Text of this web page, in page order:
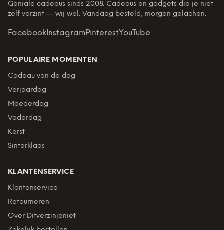
Geniale cadeaus sinds 2008. Cadeaus en gadgets die je niet
zelf verzint — wij wel. Vandaag besteld, morgen gelachen.
Facebook InstagramPinterestYouTube
POPULAIRE MOMENTEN
Cadeau van de dag
Verjaardag
Moederdag
Vaderdag
Kerst
Sinterklaas
KLANTENSERVICE
Klantenservice
Retourneren
Over Ditverzinjeniet